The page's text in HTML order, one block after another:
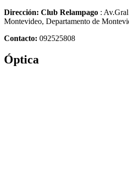
Dirección: Club Relampago :
Montevideo, Departamento de
Contacto: 092525808
Óptica